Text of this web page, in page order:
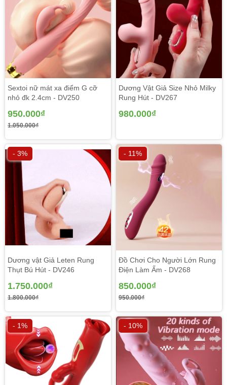
Sextoi nữ mát xa điểm G cỡ
nhỏ đk 2.4cm - DV250
950.000₫
1.050.000₫
Dương Vật Giả Size Nhỏ Milky
Rung Hút - DV267
980.000₫
- 3%
Dương vật Giả Leten Rung
Thụt Bú Hút - DV246
1.750.000₫
1.800.000₫
- 11%
Đồ Chơi Cho Người Lớn Rung
Điện Làm Ấm - DV268
850.000₫
950.000₫
- 1% - 10%